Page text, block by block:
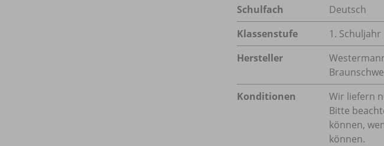
Schulfach
Deutsch
Klassenstufe
1. Schuljahr
Hersteller
Konditionen
Wir liefern
Bitte
können,
können.